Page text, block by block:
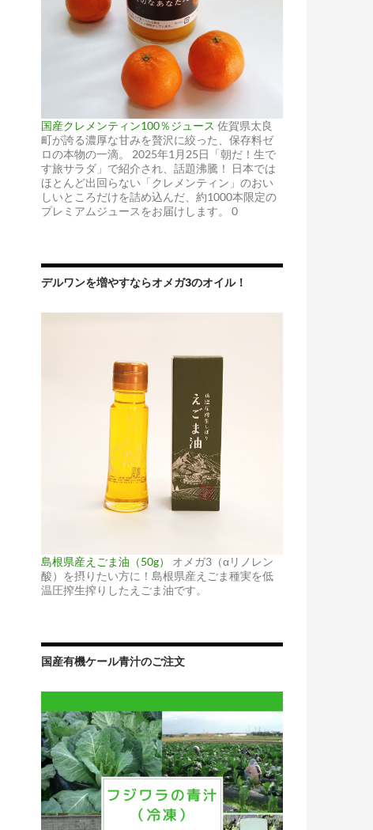
国産クレメンティン100％ジュース 佐賀県太良
町が誇る濃厚な甘みを贅沢に絞った、保存料ゼ
ロの本物の一滴。 2025年1月25日「朝だ！生で
す旅サラダ」で紹介され、話題沸騰！ 日本では
ほとんど出回らない「クレメンティン」のおい
しいところだけを詰め込んだ、約1000本限定の
プレミアムジュースをお届けします。 0
デルワンを増やすならオメガ3のオイル！
島根県産えごま油（50g）
オメガ3（αリノレン
酸）を摂りたい方に！島根県産えごま種実を低
温圧搾生搾りしたえごま油です。
国産有機ケール青汁のご注文